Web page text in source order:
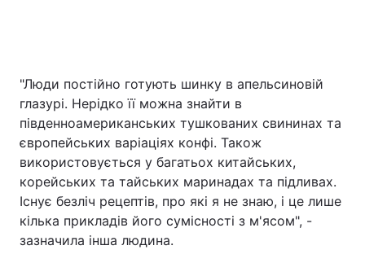
"Люди постійно готують шинку в апельсиновій
глазурі. Нерідко її можна знайти в
південноамериканських тушкованих свининах та
європейських варіаціях конфі. Також
використовується у багатьох китайських,
корейських та тайських маринадах та підливах.
Існує безліч рецептів, про які я не знаю, і це лише
кілька прикладів його сумісності з м'ясом", -
зазначила інша людина.